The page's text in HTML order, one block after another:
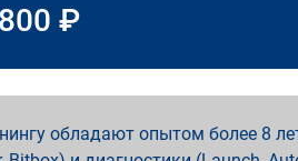
₽
обладают опытом более 8